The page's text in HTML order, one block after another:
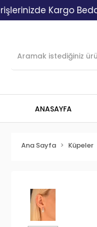
Kargo Bedava!
ANASAYFA
Ana Sayfa Küpeler